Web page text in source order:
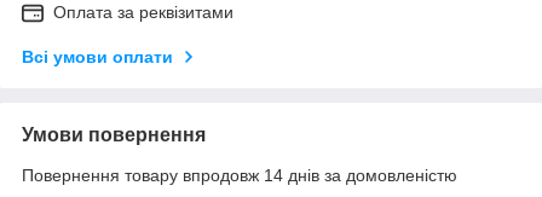
Оплата за реквізитами
Всі умови оплати
Умови повернення
Повернення товару впродовж 14 днів за домовленістю